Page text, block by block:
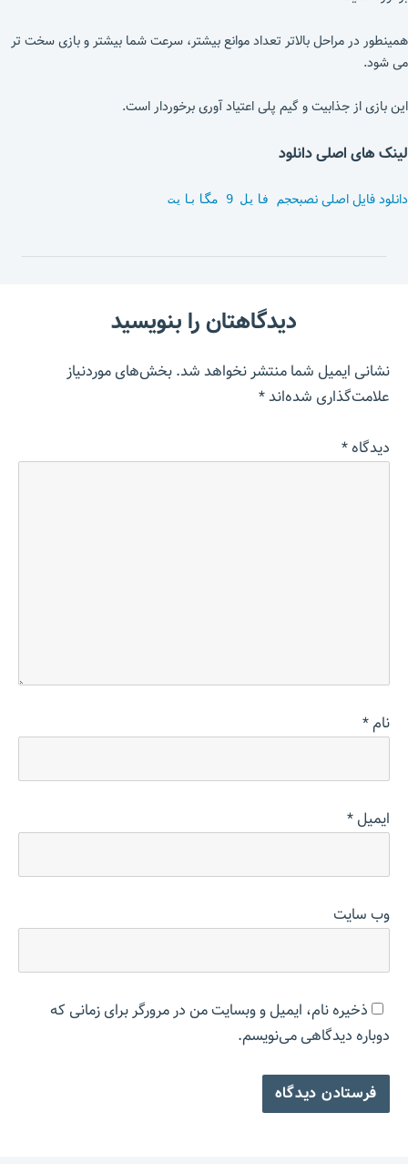
همینطور در مراحل بالاتر تعداد موانع بیشتر، سرعت شما بیشتر و بازی سخت تر
می شود.
این بازی از جذابیت و گیم پلی اعتیاد آوری برخوردار است.
لینک های اصلی دانلود
دانلود فایل اصلی نصبحجم فایل 9 مگابایت
دیدگاهتان را بنویسید
نشانی ایمیل شما منتشر نخواهد شد.بخش‌های موردنیاز
علامت‌گذاری شده‌اند*
دیدگاه*
نام*
ایمیل*
وب‌ سایت
ذخیره نام، ایمیل و وبسایت من در مرورگر برای زمانی که
دوباره دیدگاهی می‌نویسم.